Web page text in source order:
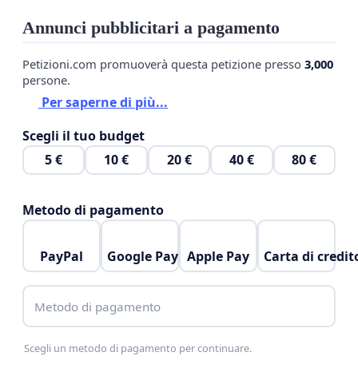
Annunci pubblicitari a pagamento
Petizioni.com promuoverà questa petizione presso 3,000
persone.
Per saperne di più...
Scegli il tuo budget
5 €
10 € 20 € 40 € 80 €
Metodo di pagamento
PayPal Google Pay Apple Pay Carta di
Metodo di pagamento
Scegli un metodo di pagamento per continuare.